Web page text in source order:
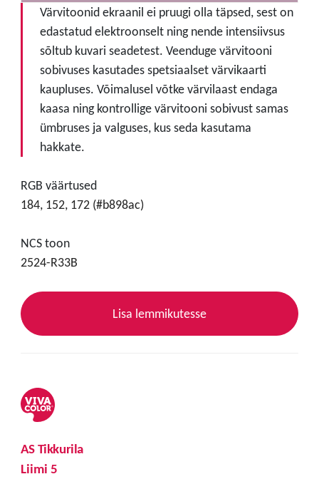
Värvitoonid ekraanil ei pruugi olla täpsed, sest on
edastatud elektroonselt ning nende intensiivsus
sõltub kuvari seadetest. Veenduge värvitooni
sobivuses kasutades spetsiaalset värvikaarti
kaupluses. Võimalusel võtke värvilaast endaga
kaasa ning kontrollige värvitooni sobivust samas
ümbruses ja valguses, kus seda kasutama
hakkate.
RGB väärtused
184, 152, 172 (#b898ac)
NCS toon
2524-R33B
Lisa lemmikutesse
AS Tikkurila
Liimi 5